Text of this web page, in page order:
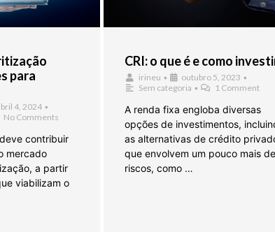
para
4, 2024 •
No Comments
contribuir
mercado
a partir
viabilizam o
CRI: o que é e como
irineu • outubro 5, 2023 •
Sem categoria • 1 Comment
A renda fixa engloba diversas
opções de investimentos,
as alternativas de crédito
que envolvem um pouco mais de
riscos, como …